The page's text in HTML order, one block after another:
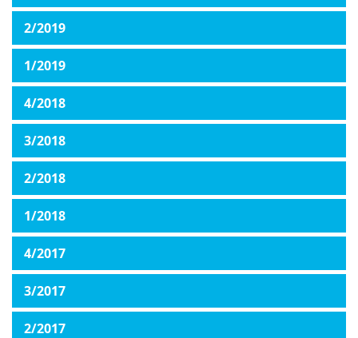
2/2019
1/2019
4/2018
3/2018
2/2018
1/2018
4/2017
3/2017
2/2017